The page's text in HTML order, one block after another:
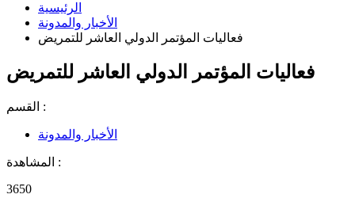
الرئيسية
الأخبار والمدونة
فعاليات المؤتمر الدولي العاشر للتمريض
فعاليات المؤتمر الدولي العاشر للتمريض
القسم :
الأخبار والمدونة
المشاهدة :
3650